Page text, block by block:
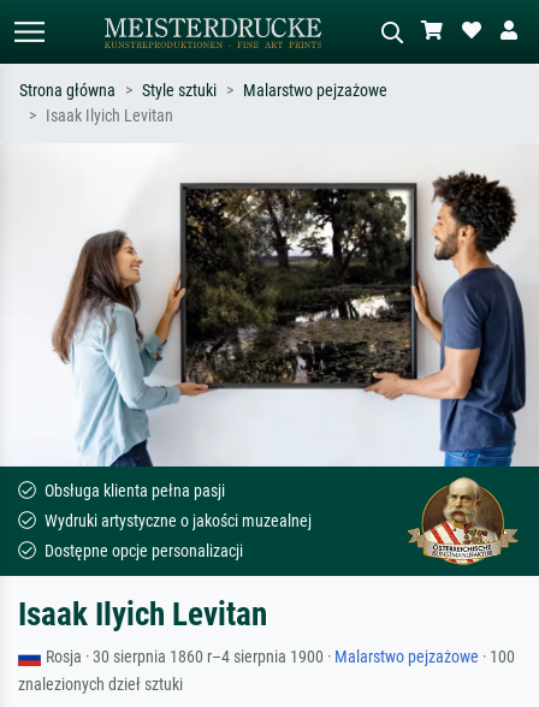
Monet, Gwiaździsta noc,
impresjonizm, fala Hokusaia, akt.
Opisz scenę – np. zielona łąka,
abstrakcja z czerwienią, ciemny olej,
stojący akt obok drzewa.
Strona główna Style sztuki
Malarstwo pejzażowe
Isaak Ilyich Levitan
Obsługa klienta pełna pasji
Wydruki artystyczne o jakości muzealnej
Dostępne opcje personalizacji
Isaak Ilyich Levitan
Rosja · 30 sierpnia 1860 r–4 sierpnia 1900 · Malarstwo pejzażowe · 100
znalezionych dzieł sztuki